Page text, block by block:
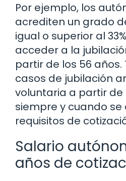
Por ejemplo, los
acrediten un grado
igual o superior al
acceder a la
partir de los 56
casos de jubilación
voluntaria a partir de
siempre y cuando
requisitos de
Salario
años de